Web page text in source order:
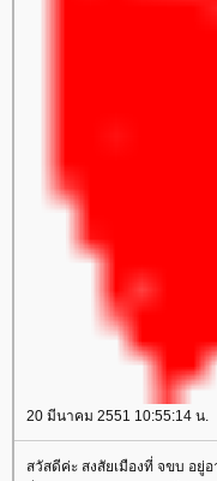
20 มีนาคม 2551 10:55:14 น.
สวัสดีค่ะ สงสัยเมืองที่ จขบ อยู่